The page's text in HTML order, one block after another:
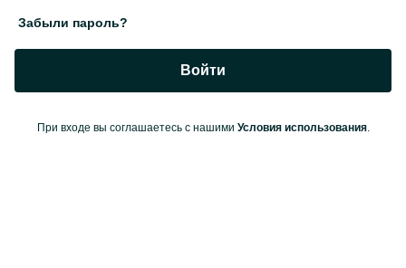
Забыли пароль?
Войти
При входе вы соглашаетесь с нашими Условия использования.